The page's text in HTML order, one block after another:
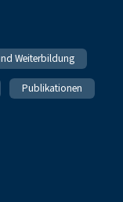
Weiterbildung
Publikationen